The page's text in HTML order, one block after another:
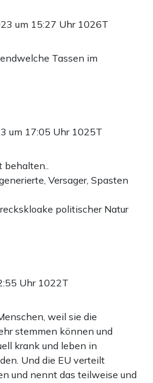
um 15:27 Uhr 1026T
Tassen im
um 17:05 Uhr 1025T
behalten..
Versager, Spasten
politischer Natur
Uhr 1022T
weil sie die
stemmen können und
krank und leben in
Und die EU verteilt
und nennt das teilweise und